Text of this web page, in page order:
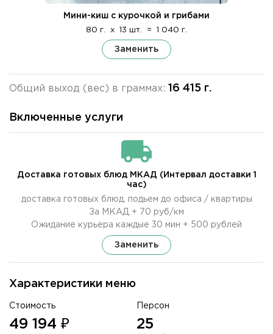
Характеристики меню
Стоимость
49 194 ₽
Персон
25
Мини-киш с курочкой и грибами
80 г. x 13 шт. = 1 040 г.
Заменить
Общий выход (вес) в граммах: 16 415 г.
Включенные услуги
Доставка готовых блюд МКАД (Интервал доставки 1
час)
доставка готовых блюд, подьем до офиса / квартиры
За МКАД + 70 руб/км
Ожидание курьера каждые 30 мин + 500 рублей
Заменить